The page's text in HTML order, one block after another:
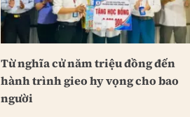
Từ nghĩa cử năm triệu đồng đến
hành trình gieo hy vọng cho bao
người